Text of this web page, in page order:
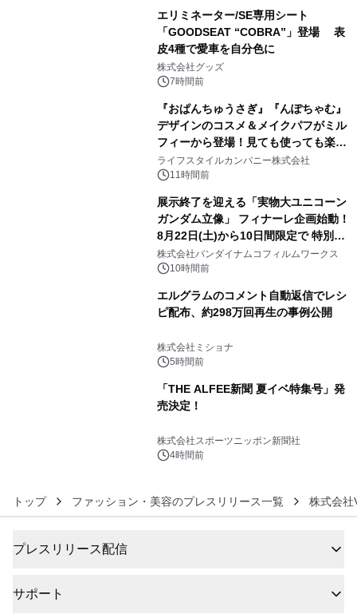
エリミネーター/SE専用シート
「GOODSEAT “COBRA”」登場 表
皮4種で愛車を自分色に
株式会社グッズ
7時間前
『おぱんちゅうさぎ』『んぽちゃむ』
デザインのコスメ＆メイクパフがミル
フィーから登場！見ても使っても楽し
い、ポップでキュートなコレクショ
ン。
ライフスタイルカンパニー株式会社
11時間前
展示終了を迎える「実物大ユニコーン
ガンダム立像」 フィナーレ企画始動！
8月22日(土)から10日間限定で 特別映
像『UNICORN GUNDAM Statue ―
BEYOND POSSIBILITY ―』を上映！
株式会社バンダイナムコフィルムワークス
10時間前
エルグラムのコメント自動返信でレシ
ピ配布、約298万回再生の事例公開
株式会社ミショナ
5時間前
「THE ALFEE新聞 夏イベ特集号」発
売決定！
株式会社スポーツニッポン新聞社
4時間前
トップ ファッション・美容のプレスリリース一覧 株式会社
プレスリリース配信
サポート